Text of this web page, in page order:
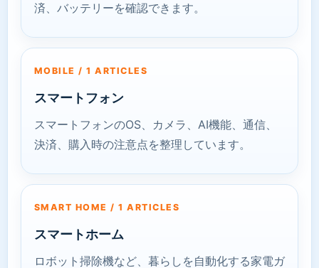
済、バッテリーを確認できます。
MOBILE / 1 ARTICLES
スマートフォン
スマートフォンのOS、カメラ、AI機能、通信、
決済、購入時の注意点を整理しています。
SMART HOME / 1 ARTICLES
スマートホーム
ロボット掃除機など、暮らしを自動化する家電ガ